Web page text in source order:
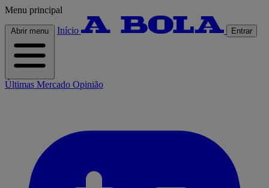
Menu principal
Abrir menu Início Entrar
Últimas Mercado Opinião